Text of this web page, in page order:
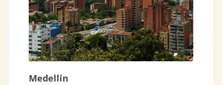
Medellín